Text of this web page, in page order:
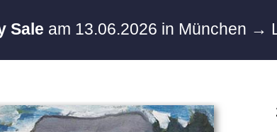
Sale am 13.06.2026 in München →